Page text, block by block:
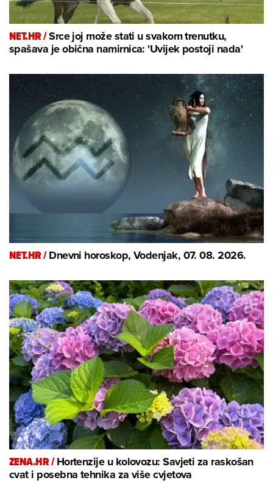
NET.HR /Srce joj može stati u svakom trenutku,
spašava je obična namirnica: 'Uvijek postoji nada'
NET.HR /Dnevni horoskop, Vodenjak, 07. 08. 2026.
ZENA.HR /Hortenzije u kolovozu: Savjeti za raskošan
cvat i posebna tehnika za više cvjetova